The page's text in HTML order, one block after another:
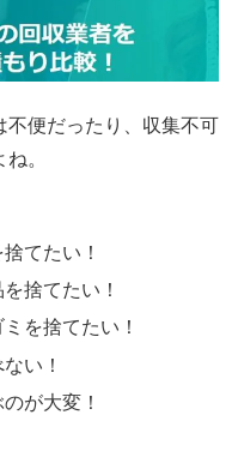
不便だったり、収集不可
。
てたい！
捨てたい！
を捨てたい！
い！
が大変！